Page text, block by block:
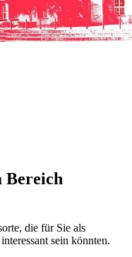
die für Sie als
sein könnten.